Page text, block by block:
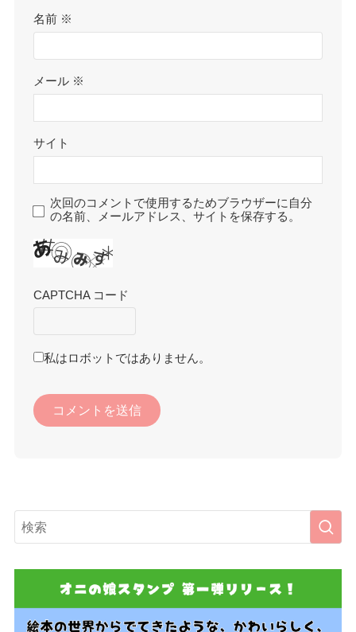
名前 ※
メール ※
サイト
次回のコメントで使用するためブラウザーに自分
の名前、メールアドレス、サイトを保存する。
CAPTCHA コード
私はロボットではありません。